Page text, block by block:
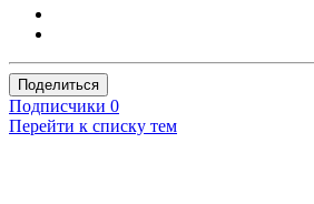
Поделиться
Подписчики 0
Перейти к списку тем